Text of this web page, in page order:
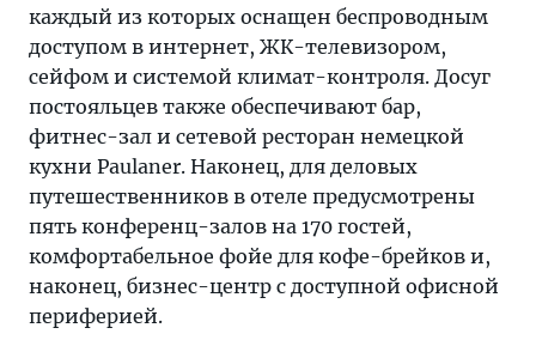
каждый из которых оснащен беспроводным
доступом в интернет, ЖК-телевизором,
сейфом и системой климат-контроля. Досуг
постояльцев также обеспечивают бар,
фитнес-зал и сетевой ресторан немецкой
кухни Paulaner. Наконец, для деловых
путешественников в отеле предусмотрены
пять конференц-залов на 170 гостей,
комфортабельное фойе для кофе-брейков и,
наконец, бизнес-центр с доступной офисной
периферией.